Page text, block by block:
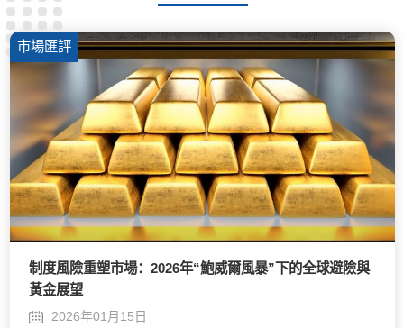
制度風險重塑市場：2026年“鮑威爾風暴”下的全球避險與
黃金展望
2026年01月15日
市場匯評